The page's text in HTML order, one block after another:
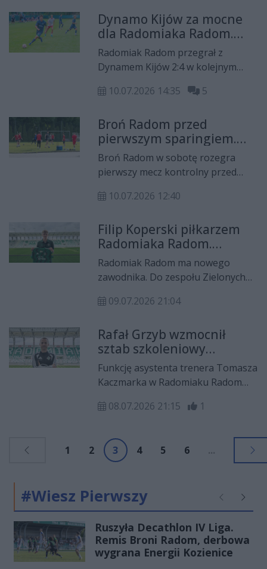
Białobrzegi 4:0. Radomski klub
potwierdził też dwóch nowych
zawodników - Lucasa Giovaniego i
Bogdana Mytsyka.
Dynamo Kijów za mocne
dla Radomiaka Radom.
Ukraińcy wygrali sparing z
Zielonymi
Radomiak Radom przegrał z
Dynamem Kijów 2:4 w kolejnym
mieli swoje momenty, ale
zdecydowanie lepiej prezentował
się utytułowany rywal z Ukrainy.
10.07.2026 14:35 5
Broń Radom przed
pierwszym sparingiem.
Czerny odchodzi,
Dziubiński zostaje
Broń Radom w sobotę rozegra
pierwszy mecz kontrolny przed
prowadzony przez nowego trenera
wyjeździe z Pilicą Białobrzegi. Z
drużyną żegna się bramkarz Dawid
Czerny, natomiast w zespole
zostaje Adrian Dziubiński.
10.07.2026 12:40
Filip Koperski piłkarzem
Radomiaka Radom.
Podpisał kontrakt do 2028
roku
Radomiak Radom ma nowego
zawodnika. Do zespołu Zielonych
który ostatnio reprezentował
Grudziądz.
09.07.2026 21:04
Rafał Grzyb wzmocnił
sztab szkoleniowy
Radomiaka Radom
Funkcję asystenta trenera Tomasza
Kaczmarka w Radomiaku Radom
08.07.2026 21:15 1
1 2 3 4 5 6 ...
#Wiesz Pierwszy Poprzednie
Ruszyła Decathlon IV Liga.
Remis Broni Radom, derbowa
wygrana Energii Kozienice